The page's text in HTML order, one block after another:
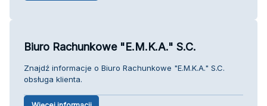
Biuro Rachunkowe "E.M.K.A." S.C.
Znajdź informacje o Biuro Rachunkowe "E.M.K.A." S.C.
obsługa klienta.